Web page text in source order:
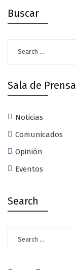
Buscar
for:
Sala de Prensa
Noticias
Comunicados
Opinión
Eventos
Search
for: